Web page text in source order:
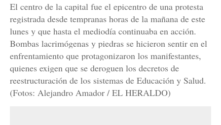
El centro de la capital fue el epicentro de una protesta
registrada desde tempranas horas de la mañana de este
lunes y que hasta el mediodía continuaba en acción.
Bombas lacrimógenas y piedras se hicieron sentir en el
enfrentamiento que protagonizaron los manifestantes,
quienes exigen que se deroguen los decretos de
reestructuración de los sistemas de Educación y Salud.
(Fotos: Alejandro Amador / EL HERALDO)